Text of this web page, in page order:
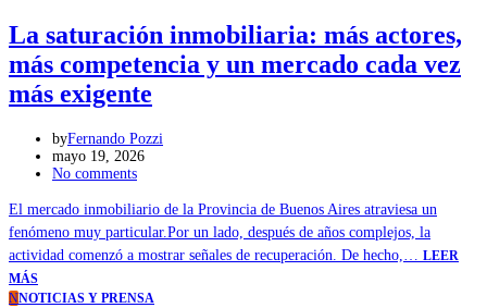
La saturación inmobiliaria: más actores,
más competencia y un mercado cada vez
más exigente
byFernando Pozzi
mayo 19, 2026
No comments
El mercado inmobiliario de la Provincia de Buenos Aires atraviesa un
fenómeno muy particular.Por un lado, después de años complejos, la
actividad comenzó a mostrar señales de recuperación. De hecho,… LEER
MÁS
NNOTICIAS Y PRENSA